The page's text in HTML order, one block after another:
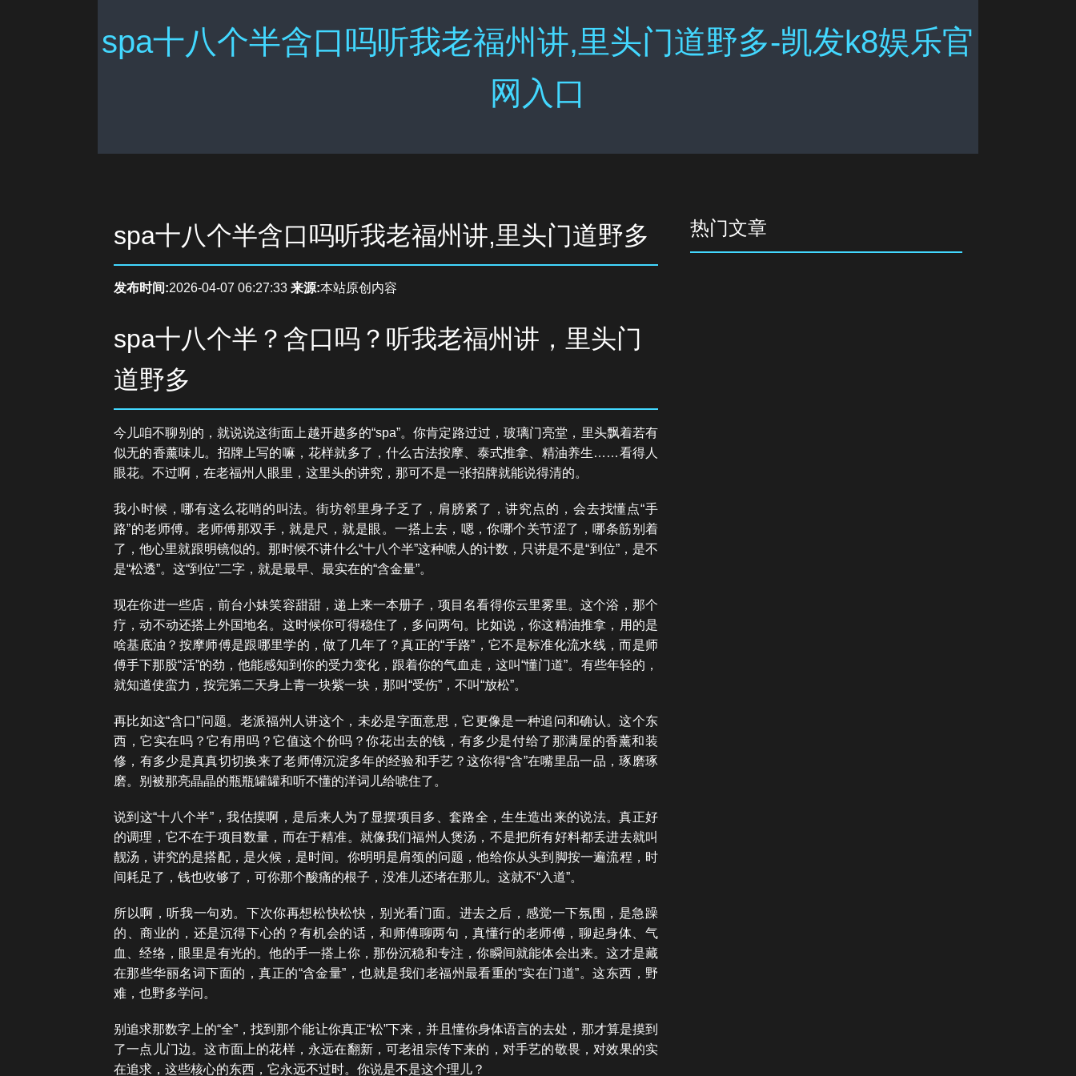
spa十八个半含口吗听我老福州讲,里头门道野多-凯发k8娱乐官
网入口
spa十八个半含口吗听我老福州讲,里头门道野多
发布时间:2026-04-07 06:27:33 来源:本站原创内容
spa十八个半？含口吗？听我老福州讲，里头门
道野多
今儿咱不聊别的，就说说这街面上越开越多的“spa”。你肯定路过过，玻璃门亮堂，里头飘着若有
似无的香薰味儿。招牌上写的嘛，花样就多了，什么古法按摩、泰式推拿、精油养生……看得人
眼花。不过啊，在老福州人眼里，这里头的讲究，那可不是一张招牌就能说得清的。
我小时候，哪有这么花哨的叫法。街坊邻里身子乏了，肩膀紧了，讲究点的，会去找懂点“手
路”的老师傅。老师傅那双手，就是尺，就是眼。一搭上去，嗯，你哪个关节涩了，哪条筋别着
了，他心里就跟明镜似的。那时候不讲什么“十八个半”这种唬人的计数，只讲是不是“到位”，是不
是“松透”。这“到位”二字，就是最早、最实在的“含金量”。
现在你进一些店，前台小妹笑容甜甜，递上来一本册子，项目名看得你云里雾里。这个浴，那个
疗，动不动还搭上外国地名。这时候你可得稳住了，多问两句。比如说，你这精油推拿，用的是
啥基底油？按摩师傅是跟哪里学的，做了几年了？真正的“手路”，它不是标准化流水线，而是师
傅手下那股“活”的劲，他能感知到你的受力变化，跟着你的气血走，这叫“懂门道”。有些年轻的，
就知道使蛮力，按完第二天身上青一块紫一块，那叫“受伤”，不叫“放松”。
再比如这“含口”问题。老派福州人讲这个，未必是字面意思，它更像是一种追问和确认。这个东
西，它实在吗？它有用吗？它值这个价吗？你花出去的钱，有多少是付给了那满屋的香薰和装
修，有多少是真真切切换来了老师傅沉淀多年的经验和手艺？这你得“含”在嘴里品一品，琢磨琢
磨。别被那亮晶晶的瓶瓶罐罐和听不懂的洋词儿给唬住了。
说到这“十八个半”，我估摸啊，是后来人为了显摆项目多、套路全，生生造出来的说法。真正好
的调理，它不在于项目数量，而在于精准。就像我们福州人煲汤，不是把所有好料都丢进去就叫
靓汤，讲究的是搭配，是火候，是时间。你明明是肩颈的问题，他给你从头到脚按一遍流程，时
间耗足了，钱也收够了，可你那个酸痛的根子，没准儿还堵在那儿。这就不“入道”。
所以啊，听我一句劝。下次你再想松快松快，别光看门面。进去之后，感觉一下氛围，是急躁
的、商业的，还是沉得下心的？有机会的话，和师傅聊两句，真懂行的老师傅，聊起身体、气
血、经络，眼里是有光的。他的手一搭上你，那份沉稳和专注，你瞬间就能体会出来。这才是藏
在那些华丽名词下面的，真正的“含金量”，也就是我们老福州最看重的“实在门道”。这东西，野
难，也野多学问。
别追求那数字上的“全”，找到那个能让你真正“松”下来，并且懂你身体语言的去处，那才算是摸到
了一点儿门边。这市面上的花样，永远在翻新，可老祖宗传下来的，对手艺的敬畏，对效果的实
在追求，这些核心的东西，它永远不过时。你说是不是这个理儿？
热门文章